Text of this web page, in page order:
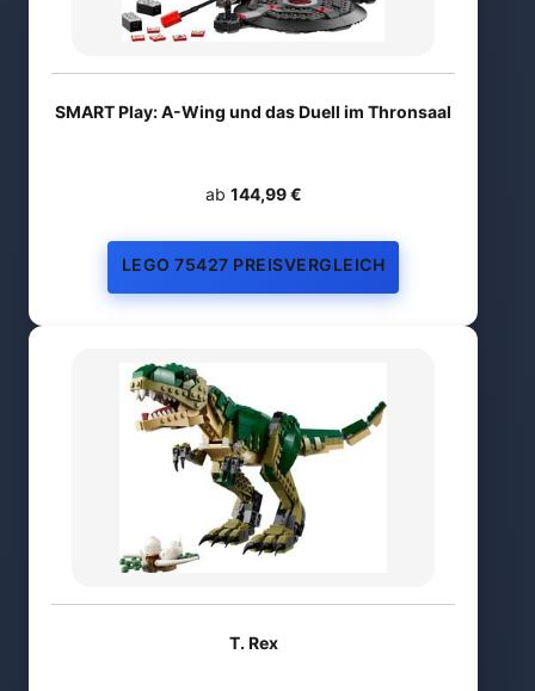
SMART Play: A-Wing und das Duell im Thronsaal
ab 144,99 €
LEGO 75427 PREISVERGLEICH
T. Rex